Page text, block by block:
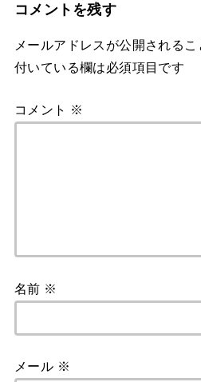
コメントを残す
メールアドレスが公開されるこ
付いている欄は必須項目です
コメント ※
名前 ※
メール ※